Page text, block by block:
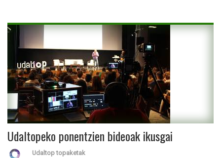
Udaltopeko ponentzien bideoak ikusgai
Udaltop topaketak